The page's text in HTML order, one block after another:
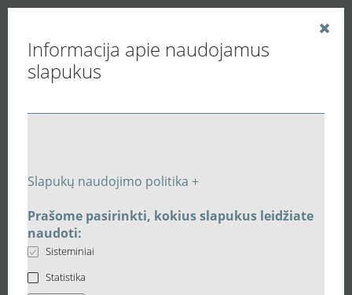
Informacija apie naudojamus
slapukus
Slapukų naudojimo politika +
Prašome pasirinkti, kokius slapukus leidžiate
naudoti:
Sisteminiai
Statistika
Vedinu.LT
3.261,00 €